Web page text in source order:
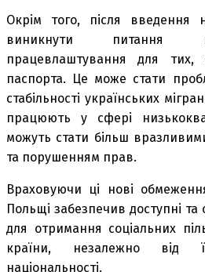
Окрім того, після введення
виникнути питання
працевлаштування для
паспорта. Це може стати
стабільності українських
працюють у сфері
можуть стати більш
та порушенням прав.
Враховуючи ці нові
Польщі забезпечив доступні та
для отримання соціальних
країни, незалежно від
національності.